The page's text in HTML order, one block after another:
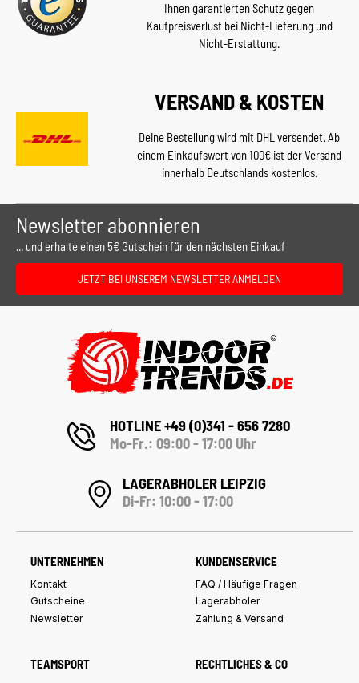
Ihnen garantierten Schutz gegen
Kaufpreisverlust bei Nicht-Lieferung und
Nicht-Erstattung.
VERSAND & KOSTEN
Deine Bestellung wird mit DHL versendet. Ab
einem Einkaufswert von 100€ ist der Versand
innerhalb Deutschlands kostenlos.
Newsletter abonnieren
... und erhalte einen 5€ Gutschein für den nächsten Einkauf
JETZT BEI UNSEREM NEWSLETTER ANMELDEN
HOTLINE +49 (0)341 - 656 7280
Mo-Fr.: 09:00 - 17:00 Uhr
LAGERABHOLER LEIPZIG
Di-Fr: 10:00 - 17:00
UNTERNEHMEN
Kontakt
Gutscheine
Newsletter
KUNDENSERVICE
FAQ / Häufige Fragen
Lagerabholer
Zahlung & Versand
TEAMSPORT RECHTLICHES & CO